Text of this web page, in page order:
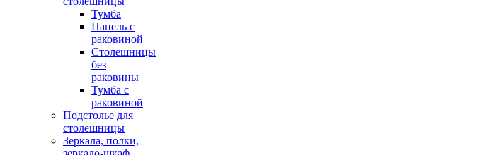
Тумба
Панель с
раковиной
Столешницы
без
раковины
Тумба с
раковиной
Подстолье для
столешницы
Зеркала, полки,